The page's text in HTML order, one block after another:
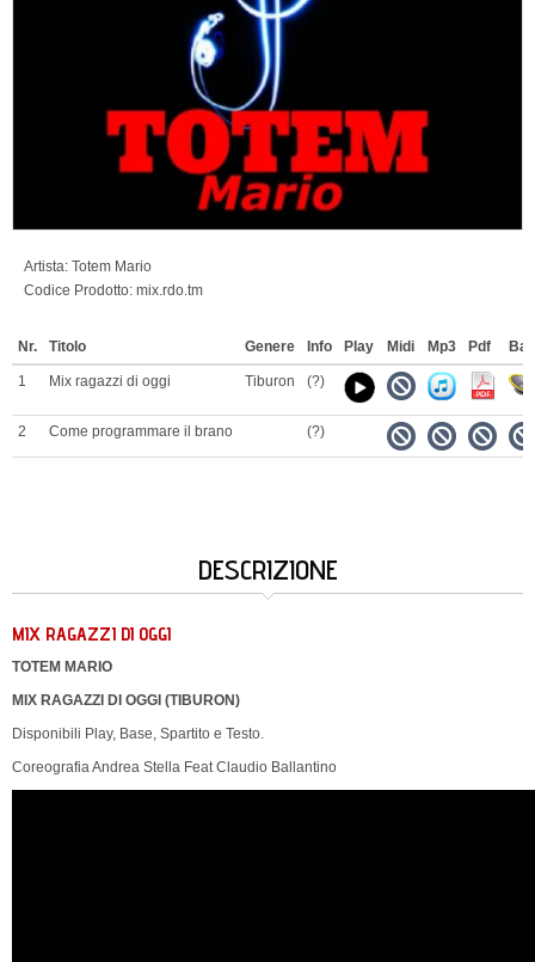
Artista: Totem Mario
Codice Prodotto: mix.rdo.tm
Nr. Titolo Genere Info Play Midi Mp3 Pdf
1 Mix ragazzi di oggi Tiburon (?)
2 Come programmare il brano (?)
DESCRIZIONE
MIX RAGAZZI DI OGGI
TOTEM MARIO
MIX RAGAZZI DI OGGI (TIBURON)
Disponibili Play, Base, Spartito e Testo.
Coreografia Andrea Stella Feat Claudio Ballantino